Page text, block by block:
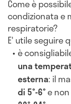
Come è
condizionata e
respiratorie?
E' utile seguire
è
una
esterna: il
di 5°-6°e